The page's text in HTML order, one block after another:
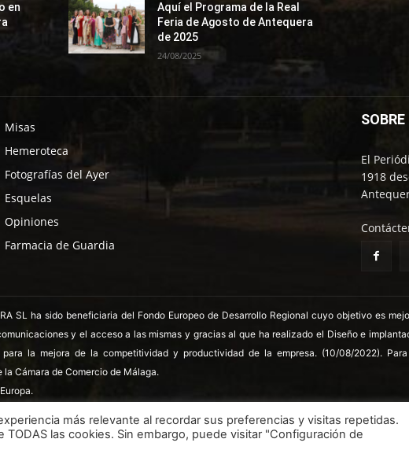
en
Aquí el Programa de la Real
Feria de Agosto de Antequera
de 2025
24/08/2025
Misas
Hemeroteca
Fotografías del Ayer
Esquelas
Opiniones
Farmacia de Guardia
El
1918
SL ha sido beneficiaria del Fondo Europeo de Desarrollo Regional cuyo objetivo es
y el acceso a las mismas y gracias al que ha realizado el Diseño e
la mejora de la competitividad y productividad de la empresa. (10/08/2022).
la Cámara de Comercio de Málaga.
LSSICE Términos y condiciones Política de
más relevante al recordar sus preferencias y visitas repetidas.
las cookies. Sin embargo, puede visitar "Configuración de